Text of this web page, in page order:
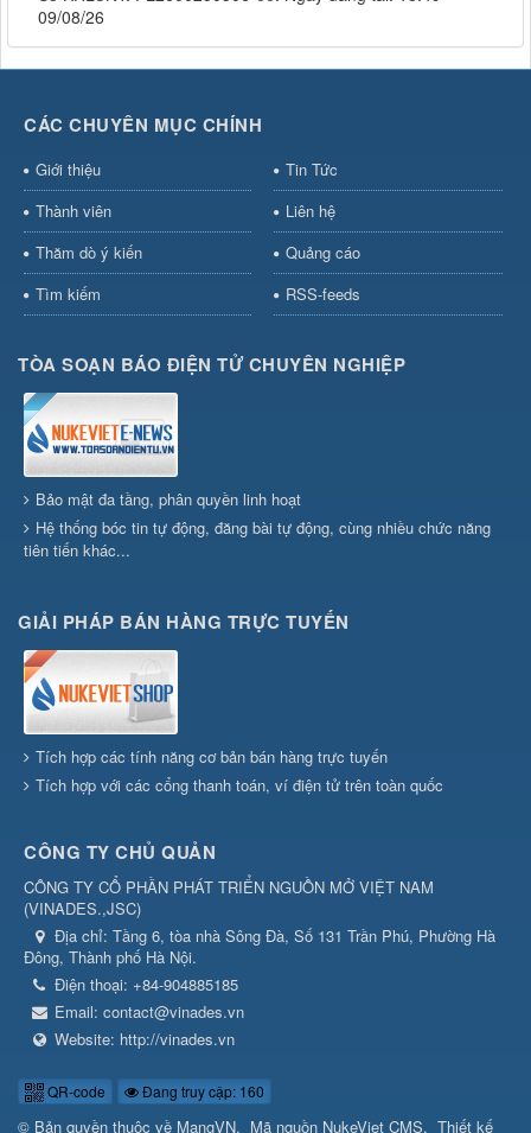
09/08/26
CÁC CHUYÊN MỤC CHÍNH
Giới thiệu
Tin Tức
Thành viên
Liên hệ
Thăm dò ý kiến
Quảng cáo
Tìm kiếm
RSS-feeds
TÒA SOẠN BÁO ĐIỆN TỬ CHUYÊN NGHIỆP
Bảo mật đa tầng, phân quyền linh hoạt
Hệ thống bóc tin tự động, đăng bài tự động, cùng nhiều chức năng
tiên tiến khác...
GIẢI PHÁP BÁN HÀNG TRỰC TUYẾN
Tích hợp các tính năng cơ bản bán hàng trực tuyến
Tích hợp với các cổng thanh toán, ví điện tử trên toàn quốc
CÔNG TY CHỦ QUẢN
CÔNG TY CỔ PHẦN PHÁT TRIỂN NGUỒN MỞ VIỆT NAM
(VINADES.,JSC)
Địa chỉ: Tầng 6, tòa nhà Sông Đà, Số 131 Trần Phú, Phường Hà
Đông, Thành phố Hà Nội.
Điện thoại: +84-904885185
Email: contact@vinades.vn
Website: http://vinades.vn
QR-code Đang truy cập: 160
© Bản quyền thuộc về MangVN. Mã nguồn NukeViet CMS. Thiết kế